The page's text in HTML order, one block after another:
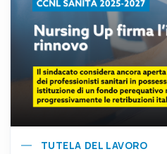
TUTELA DEL LAVORO